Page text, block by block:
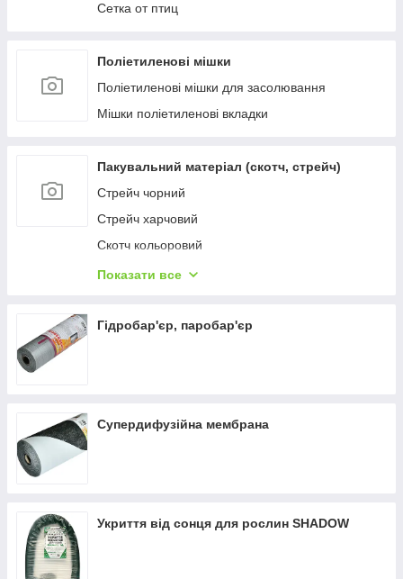
Сетка от птиц
Поліетиленові мішки
Поліетиленові мішки для засолювання
Мішки поліетиленові вкладки
Пакувальний матеріал (скотч, стрейч)
Стрейч чорний
Стрейч харчовий
Скотч кольоровий
Скотч прозорий
Показати все
Гідробар'єр, паробар'єр
Супердифузійна мембрана
Укриття від сонця для рослин SHADOW